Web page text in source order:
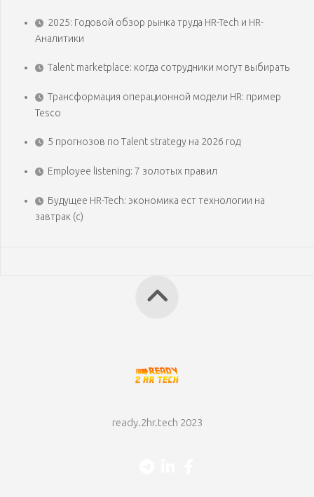
2025: Годовой обзор рынка труда HR-Tech и HR-
Аналитики
Talent marketplace: когда сотрудники могут выбирать
Трансформация операционной модели HR: пример
Tesco
5 прогнозов по Talent strategy на 2026 год
Employee listening: 7 золотых правил
Будущее HR-Tech: экономика ест технологии на
завтрак (с)
ready.2hr.tech 2023